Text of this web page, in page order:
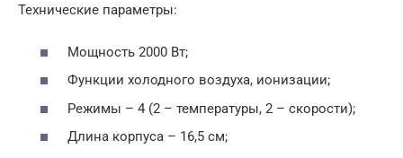
Технические параметры:
Мощность 2000 Вт;
Функции холодного воздуха, ионизации;
Режимы – 4 (2 – температуры, 2 – скорости);
Длина корпуса – 16,5 см;